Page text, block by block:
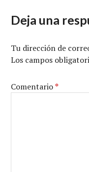
Deja una
Tu dirección de
Los campos
Comentario*